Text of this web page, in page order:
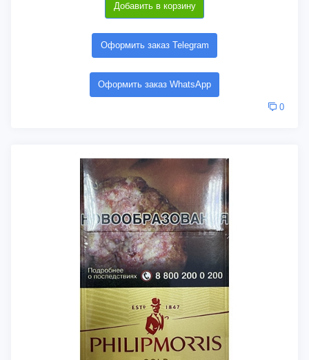
Добавить в корзину
Оформить заказ Telegram
Оформить заказ WhatsApp
0